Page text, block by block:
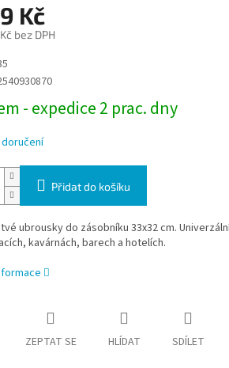
Kč
bez DPH
- expedice 2 prac. dny
Přidat do košíku
ubrousky do zásobníku 33x32 cm.
kavárnách, barech a hotelích.
ZEPTAT SE HLÍDAT SDÍLET